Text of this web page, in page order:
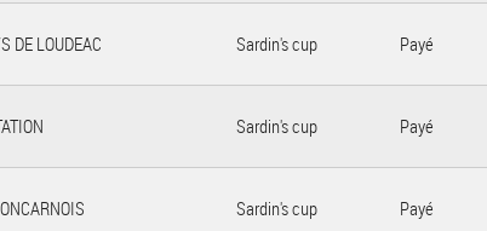
DE LOUDEAC Sardin's cup Payé
Sardin's cup Payé
Sardin's cup Payé